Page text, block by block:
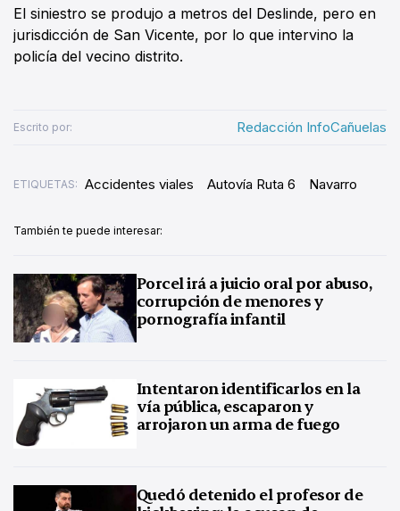
El siniestro se produjo a metros del Deslinde, pero en
jurisdicción de San Vicente, por lo que intervino la
policía del vecino distrito.
Escrito por: Redacción InfoCañuelas
ETIQUETAS: Accidentes viales Autovía Ruta 6 Navarro
También te puede interesar:
Porcel irá a juicio oral por abuso,
corrupción de menores y
pornografía infantil
Intentaron identificarlos en la
vía pública, escaparon y
arrojaron un arma de fuego
Quedó detenido el profesor de